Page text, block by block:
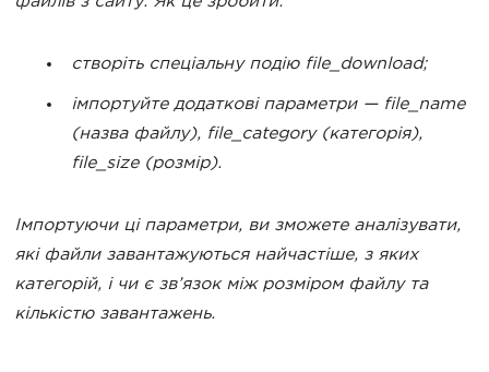
створіть спеціальну подію file_download;
імпортуйте додаткові параметри — file_name
(назва файлу), file_category(категорія),
file_size(розмір).
Імпортуючи ці параметри, ви зможете аналізувати,
які файли завантажуються найчастіше, з яких
категорій, і чи є зв’язок між розміром файлу та
кількістю завантажень.